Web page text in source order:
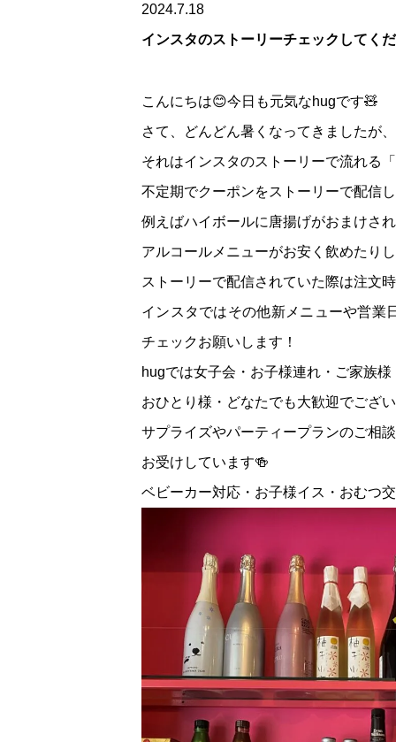
2024.7.18
インスタのストーリーチェックしてく
こんにちは😊今日も元気なhugです🧸
さて、どんどん暑くなってきましたが
それはインスタのストーリーで流れる
不定期でクーポンをストーリーで配信
例えばハイボールに唐揚げがおまけさ
アルコールメニューがお安く飲めたり
ストーリーで配信されていた際は注文
インスタではその他新メニューや営業
チェックお願いします！
hugでは女子会・お子様連れ・ご家族様
おひとり様・どなたでも大歓迎でござ
サプライズやパーティープランのご相
お受けしています🍻
ベビーカー対応・お子様イス・おむつ